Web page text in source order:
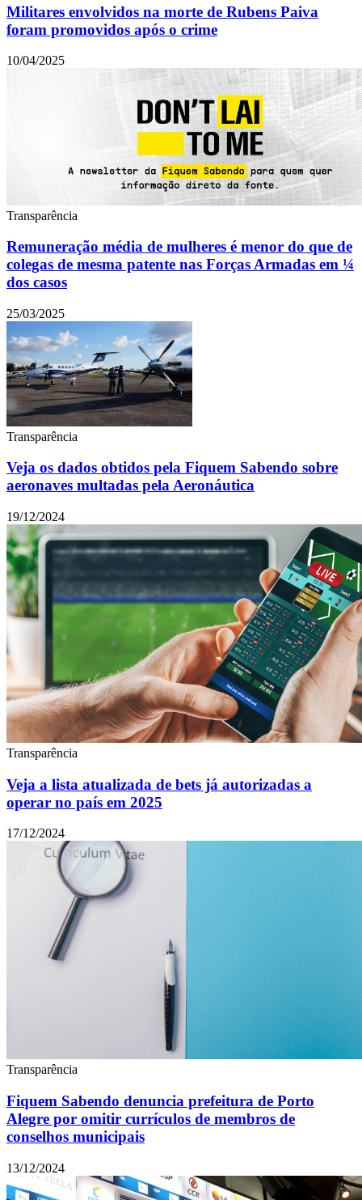
Militares envolvidos na morte de Rubens Paiva
foram promovidos após o crime
10/04/2025
Transparência
Remuneração média de mulheres é menor do que de
colegas de mesma patente nas Forças Armadas em ¼
dos casos
25/03/2025
Transparência
Veja os dados obtidos pela Fiquem Sabendo sobre
aeronaves multadas pela Aeronáutica
19/12/2024
Transparência
Veja a lista atualizada de bets já autorizadas a
operar no país em 2025
17/12/2024
Transparência
Fiquem Sabendo denuncia prefeitura de Porto
Alegre por omitir currículos de membros de
conselhos municipais
13/12/2024